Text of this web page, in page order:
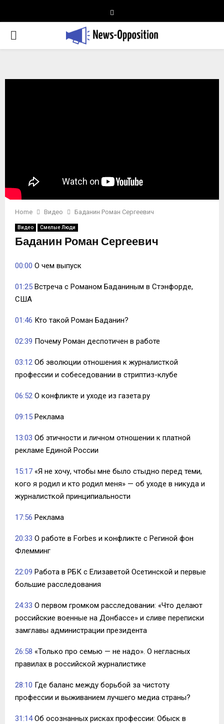
PRIMARY
Home Видео Баданин Роман Сергеевич
Видео Смелые Люди
Баданин Роман Сергеевич
00:00 О чем выпуск
01:25 Встреча с Романом Баданиным в Стэнфорде,
США
01:46 Кто такой Роман Баданин?
02:39 Почему Роман деспотичен в работе
03:12 Об эволюции отношения к журналисткой
профессии и собеседовании в стриптиз-клубе
06:52 О конфликте и уходе из газета.ру
09:15 Реклама
13:03 Об этичности и личном отношении к платной
рекламе Единой России
15:17 «Я не хочу, чтобы мне было стыдно перед теми,
кого я родил и кто родил меня» — об уходе в никуда и
журналисткой принципиальности
17:56 Реклама
20:33 О работе в Forbes и конфликте с Региной фон
Флемминг
22:09 Работа в РБК с Елизаветой Осетинской и первые
большие расследования
24:33 О первом громком расследовании: «Что делают
российские военные на Донбассе» и сливе переписки
замглавы администрации президента
26:58 «Только про семью — не надо». О негласных
правилах в российской журналистике
28:10 Где баланс между борьбой за чистоту
профессии и выживанием лучшего медиа страны?
31:14Об осознанных рисках профессии: Обыск в